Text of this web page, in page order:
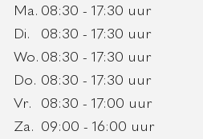
Ma. 08:30 - 17:30 uur
Di.
08:30 - 17:30 uur
Wo. 08:30 - 17:30 uur
Do. 08:30 - 17:30 uur
Vr.
08:30 - 17:00 uur
Za. 09:00 - 16:00 uur